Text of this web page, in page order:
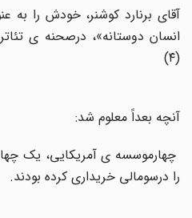
آقای برنارد کوشنر، خودش را به
انسان دوستانه»، درصحنه ی
آنچه بعداً معلوم شد:
چهارموسسه ی آمریکایی، یک
را درسومالی خریداری کرده بودند.